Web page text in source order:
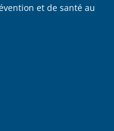
et de santé au